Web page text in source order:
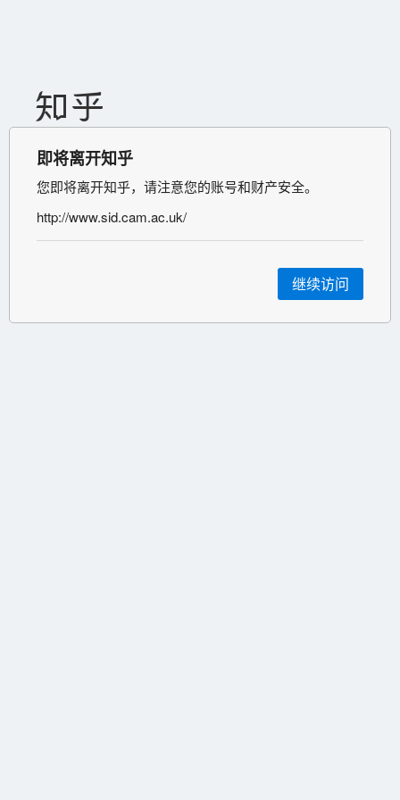
即将离开知乎
您即将离开知乎，请注意您的账号和财产安全。
http://www.sid.cam.ac.uk/
继续访问